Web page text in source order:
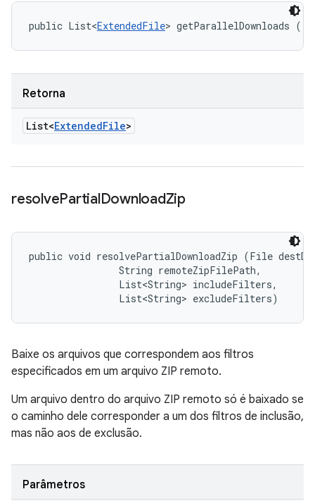
public List<ExtendedFile> getParallelDownloads ()
Retorna
List<ExtendedFile>
resolvePartialDownloadZip
public void resolvePartialDownloadZip (File
                String remoteZipFilePath,
                List<String> includeFilters,
                List<String> excludeFilters)
Baixe os arquivos que correspondem aos filtros
especificados em um arquivo ZIP remoto.
Um arquivo dentro do arquivo ZIP remoto só é baixado se
o caminho dele corresponder a um dos filtros de inclusão,
mas não aos de exclusão.
Parâmetros